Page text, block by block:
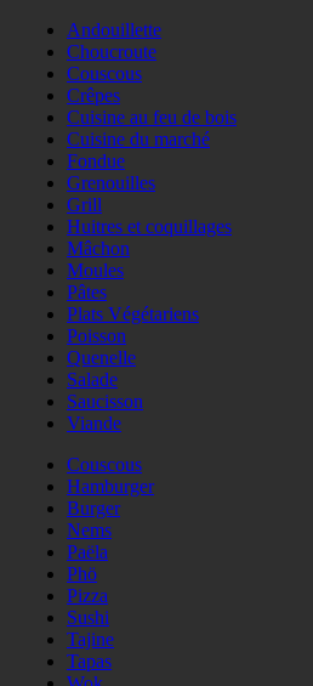
Andouillette
Choucroute
Couscous
Crêpes
Cuisine au feu de bois
Cuisine du marché
Fondue
Grenouilles
Grill
Huitres et coquillages
Mâchon
Moules
Pâtes
Plats Végétariens
Poisson
Quenelle
Salade
Saucisson
Viande
Couscous
Hamburger
Burger
Nems
Paëla
Phö
Pizza
Sushi
Tajine
Tapas